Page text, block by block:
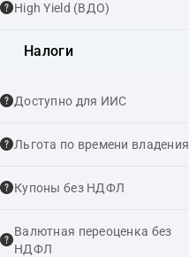
High Yield (ВДО)
Налоги
Доступно для ИИС
Льгота по времени владения
Купоны без НДФЛ
Валютная переоценка без
НДФЛ